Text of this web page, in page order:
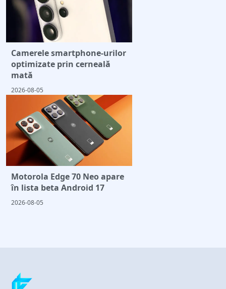
Camerele smartphone-urilor
optimizate prin cerneală
mată
2026-08-05
Motorola Edge 70 Neo apare
în lista beta Android 17
2026-08-05